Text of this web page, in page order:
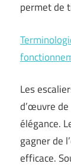
permet de
Les
d’œuvre
élégance.
gagner de
efficace.